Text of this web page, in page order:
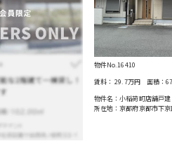
物件No.16410
賃料：29.7万円面積：
物件名：小稲荷町店舗戸建
所在地：京都府京都市下